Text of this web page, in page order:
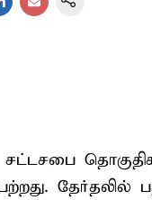
சட்டசபை
தேர்தலில்